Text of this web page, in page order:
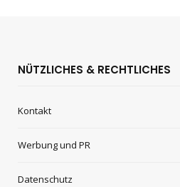
NÜTZLICHES & RECHTLICHES
Kontakt
Werbung und PR
Datenschutz